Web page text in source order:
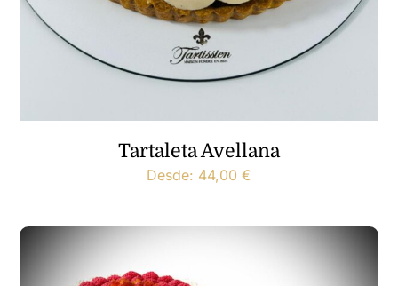
Tartaleta Avellana
Desde: 44,00 €